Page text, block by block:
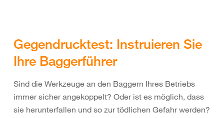
Gegendrucktest: Instruieren Sie
Ihre Baggerführer
Sind die Werkzeuge an den Baggern Ihres Betriebs
immer sicher angekoppelt? Oder ist es möglich, dass
sie herunterfallen und so zur tödlichen Gefahr werden?